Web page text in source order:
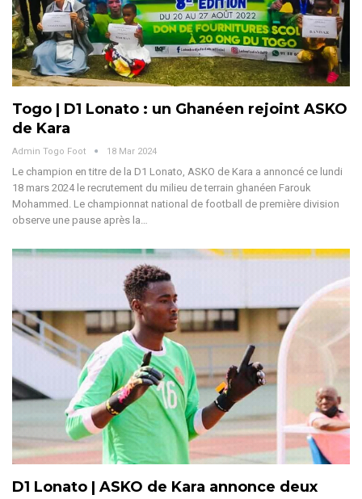
Togo | D1 Lonato : un Ghanéen rejoint ASKO
de Kara
Admin Togo Foot 18 Mar 2024
Le champion en titre de la D1 Lonato, ASKO de Kara a annoncé ce lundi
18 mars 2024 le recrutement du milieu de terrain ghanéen Farouk
Mohammed. Le championnat national de football de première division
observe une pause après la…
D1 Lonato | ASKO de Kara annonce deux